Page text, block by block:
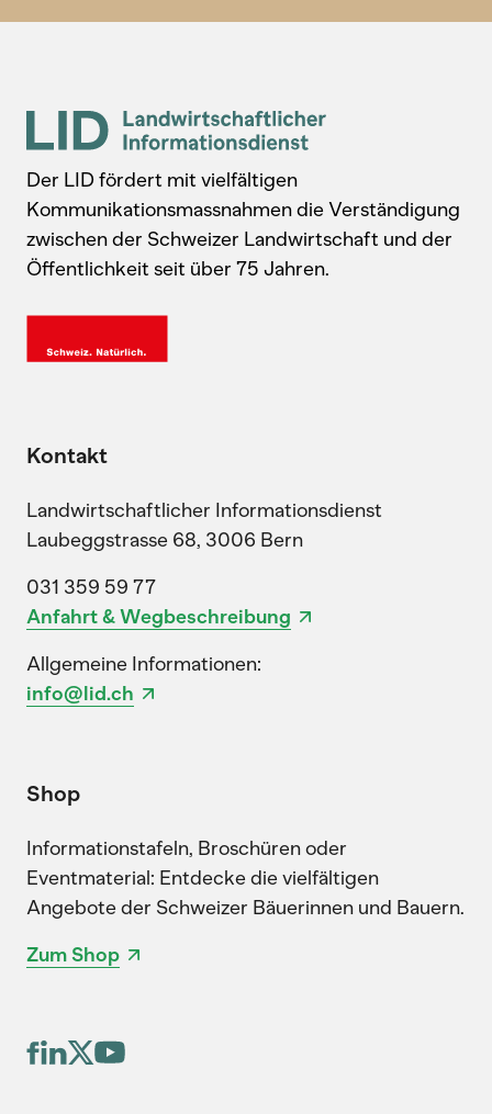
Der LID fördert mit vielfältigen
Kommunikationsmassnahmen die Verständigung
zwischen der Schweizer Landwirtschaft und der
Öffentlichkeit seit über 75 Jahren.
Kontakt
Landwirtschaftlicher Informationsdienst
Laubeggstrasse 68, 3006 Bern
031 359 59 77
Anfahrt & Wegbeschreibung
Allgemeine Informationen:
info@lid.ch
Shop
Informationstafeln, Broschüren oder
Eventmaterial: Entdecke die vielfältigen
Angebote der Schweizer Bäuerinnen und Bauern.
Zum Shop